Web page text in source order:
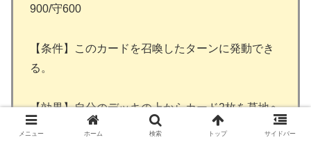
900/守600
【条件】このカードを召喚したターンに発動でき
る。
【効果】自分のデッキの上からカード2枚を墓地へ
送る。その後、自分フィールドのこのカードを破
メニュー ホーム 検索 トップ サイドバー